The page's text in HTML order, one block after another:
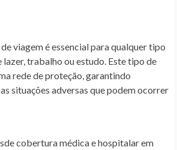
viagem é essencial para qualquer tipo
lazer, trabalho ou estudo. Este tipo de
rede de proteção, garantindo
situações adversas que podem ocorrer
cobertura médica e hospitalar em